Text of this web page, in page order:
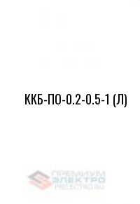
ККБ-ПО-0.2-0.5-1 (Л)